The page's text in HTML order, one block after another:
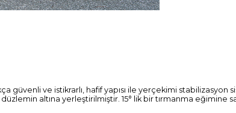
güvenli ve istikrarlı, hafif yapısı ile yerçekimi
altına yerleştirilmiştir. 15° lik bir tırmanma